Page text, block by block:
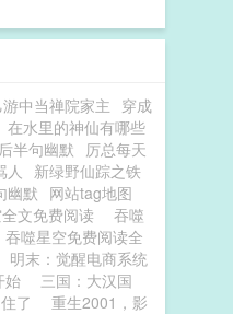
中当禅院家主
穿成
在水里的神仙有哪些
半句幽默
厉总每天
人
新绿野仙踪之铁
幽默
网站tag地图
文免费阅读
吞噬
吞噬星空免费阅读全
明末：觉醒电商系统
始
三国：大汉国
了
重生2001，影